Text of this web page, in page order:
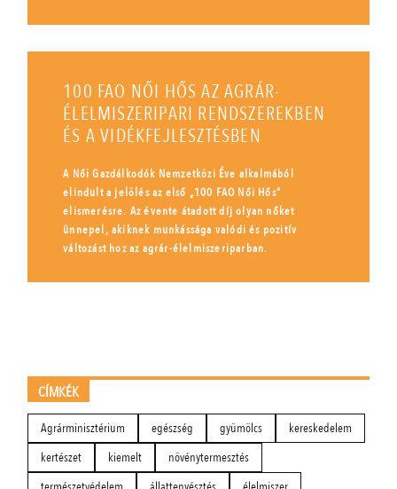
100 FAO NŐI HŐS AZ AGRÁR-
ÉLELMISZERIPARI RENDSZEREKBEN
ÉS A VIDÉKFEJLESZTÉSBEN
A Női Gazdálkodók Nemzetközi Éve alkalmából
elindult a jelölés az első „100 FAO Női Hős”
elismerésre. Az évente átadott díj olyan nőket
ünnepel, akiknek munkássága valódi és pozitív
változást hoz az agrár-élelmiszeriparban.
CÍMKÉK
Agrárminisztérium egészség gyümölcs
kereskedelem
kertészet
kiemelt
növénytermesztés